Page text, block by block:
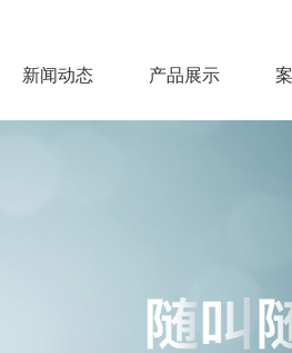
新闻动态 产品展示